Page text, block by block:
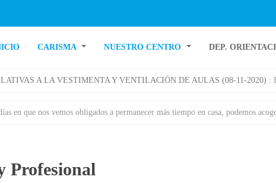
CARISMA NUESTRO CENTRO DEP.
A LA VESTIMENTA Y VENTILACIÓN DE AULAS (08-11-2020) :
que nos vemos obligados a permanecer más tiempo en casa, podemos acoger una de las invitaciones que
Profesional